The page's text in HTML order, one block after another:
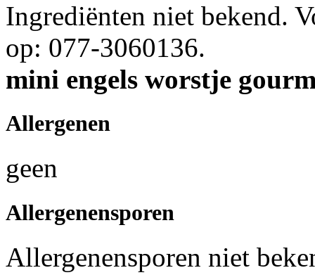
Ingrediënten niet bekend.
op: 077-3060136.
mini engels worstje
Allergenen
geen
Allergenensporen
Allergenensporen niet